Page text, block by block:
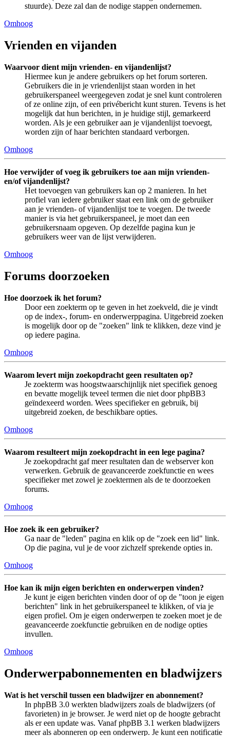
stuurde). Deze zal dan de nodige stappen ondernemen.
Omhoog
Vrienden en vijanden
Waarvoor dient mijn vrienden- en vijandenlijst?
Hiermee kun je andere gebruikers op het forum sorteren.
Gebruikers die in je vriendenlijst staan worden in het
gebruikerspaneel weergegeven zodat je snel kunt controleren
of ze online zijn, of een privébericht kunt sturen. Tevens is het
mogelijk dat hun berichten, in je huidige stijl, gemarkeerd
worden. Als je een gebruiker aan je vijandenlijst toevoegt,
worden zijn of haar berichten standaard verborgen.
Omhoog
Hoe verwijder of voeg ik gebruikers toe aan mijn vrienden-
en/of vijandenlijst?
Het toevoegen van gebruikers kan op 2 manieren. In het
profiel van iedere gebruiker staat een link om de gebruiker
aan je vrienden- of vijandenlijst toe te voegen. De tweede
manier is via het gebruikerspaneel, je moet dan een
gebruikersnaam opgeven. Op dezelfde pagina kun je
gebruikers weer van de lijst verwijderen.
Omhoog
Forums doorzoeken
Hoe doorzoek ik het forum?
Door een zoekterm op te geven in het zoekveld, die je vindt
op de index-, forum- en onderwerppagina. Uitgebreid zoeken
is mogelijk door op de "zoeken" link te klikken, deze vind je
op iedere pagina.
Omhoog
Waarom levert mijn zoekopdracht geen resultaten op?
Je zoekterm was hoogstwaarschijnlijk niet specifiek genoeg
en bevatte mogelijk teveel termen die niet door phpBB3
geïndexeerd worden. Wees specifieker en gebruik, bij
uitgebreid zoeken, de beschikbare opties.
Omhoog
Waarom resulteert mijn zoekopdracht in een lege pagina?
Je zoekopdracht gaf meer resultaten dan de webserver kon
verwerken. Gebruik de geavanceerde zoekfunctie en wees
specifieker met zowel je zoektermen als de te doorzoeken
forums.
Omhoog
Hoe zoek ik een gebruiker?
Ga naar de "leden" pagina en klik op de "zoek een lid" link.
Op die pagina, vul je de voor zichzelf sprekende opties in.
Omhoog
Hoe kan ik mijn eigen berichten en onderwerpen vinden?
Je kunt je eigen berichten vinden door of op de "toon je eigen
berichten" link in het gebruikerspaneel te klikken, of via je
eigen profiel. Om je eigen onderwerpen te zoeken moet je de
geavanceerde zoekfunctie gebruiken en de nodige opties
invullen.
Omhoog
Onderwerpabonnementen en bladwijzers
Wat is het verschil tussen een bladwijzer en abonnement?
In phpBB 3.0 werkten bladwijzers zoals de bladwijzers (of
favorieten) in je browser. Je werd niet op de hoogte gebracht
als er een update was. Vanaf phpBB 3.1 werken bladwijzers
meer als abonneren op een onderwerp. Je kunt een notificatie